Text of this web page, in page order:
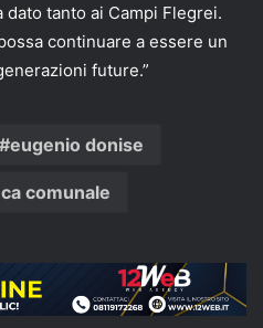
tanto ai Campi Flegrei.
continuare a essere un
future.”
eugenio donise
comunale